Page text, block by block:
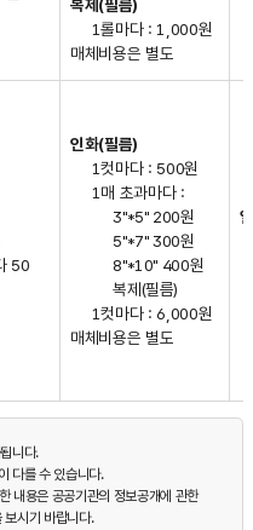
복제(필름)
1롤마다 : 1,000원
매체비용은 별도
50
인화(필름)
1컷마다 : 500원
1매 초과마다 :
3"*5" 200원
5"*7" 300원
8"*10" 400원
복제(필름)
1컷마다 : 6,000원
매체비용은 별도
니다.
다를 수 있습니다.
내용은 공공기관의 정보공개에 관한
시기 바랍니다.